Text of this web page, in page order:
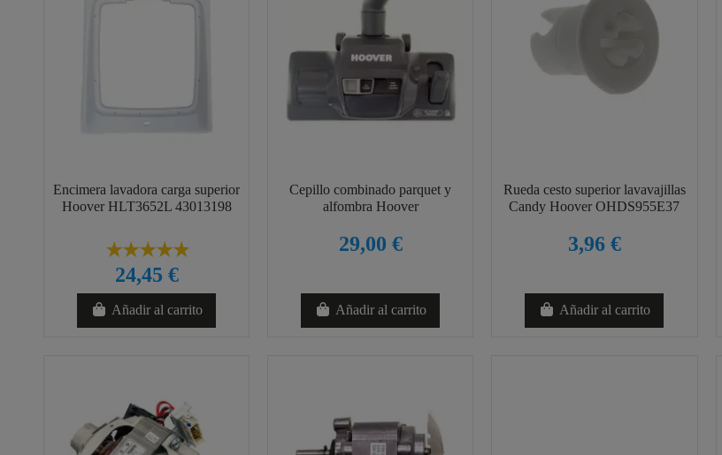
Encimera lavadora carga superior
Hoover HLT3652L 43013198
24,45 €
Añadir al carrito
Cepillo combinado parquet y
alfombra Hoover
29,00 €
Añadir al carrito
Rueda cesto superior lavavajillas
Candy Hoover OHDS955E37
3,96 €
Añadir al carrito